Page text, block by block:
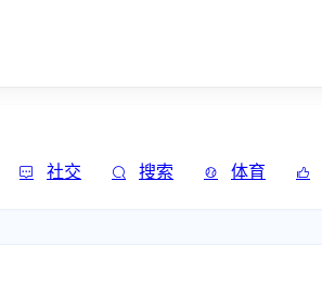
社交 搜索 体育